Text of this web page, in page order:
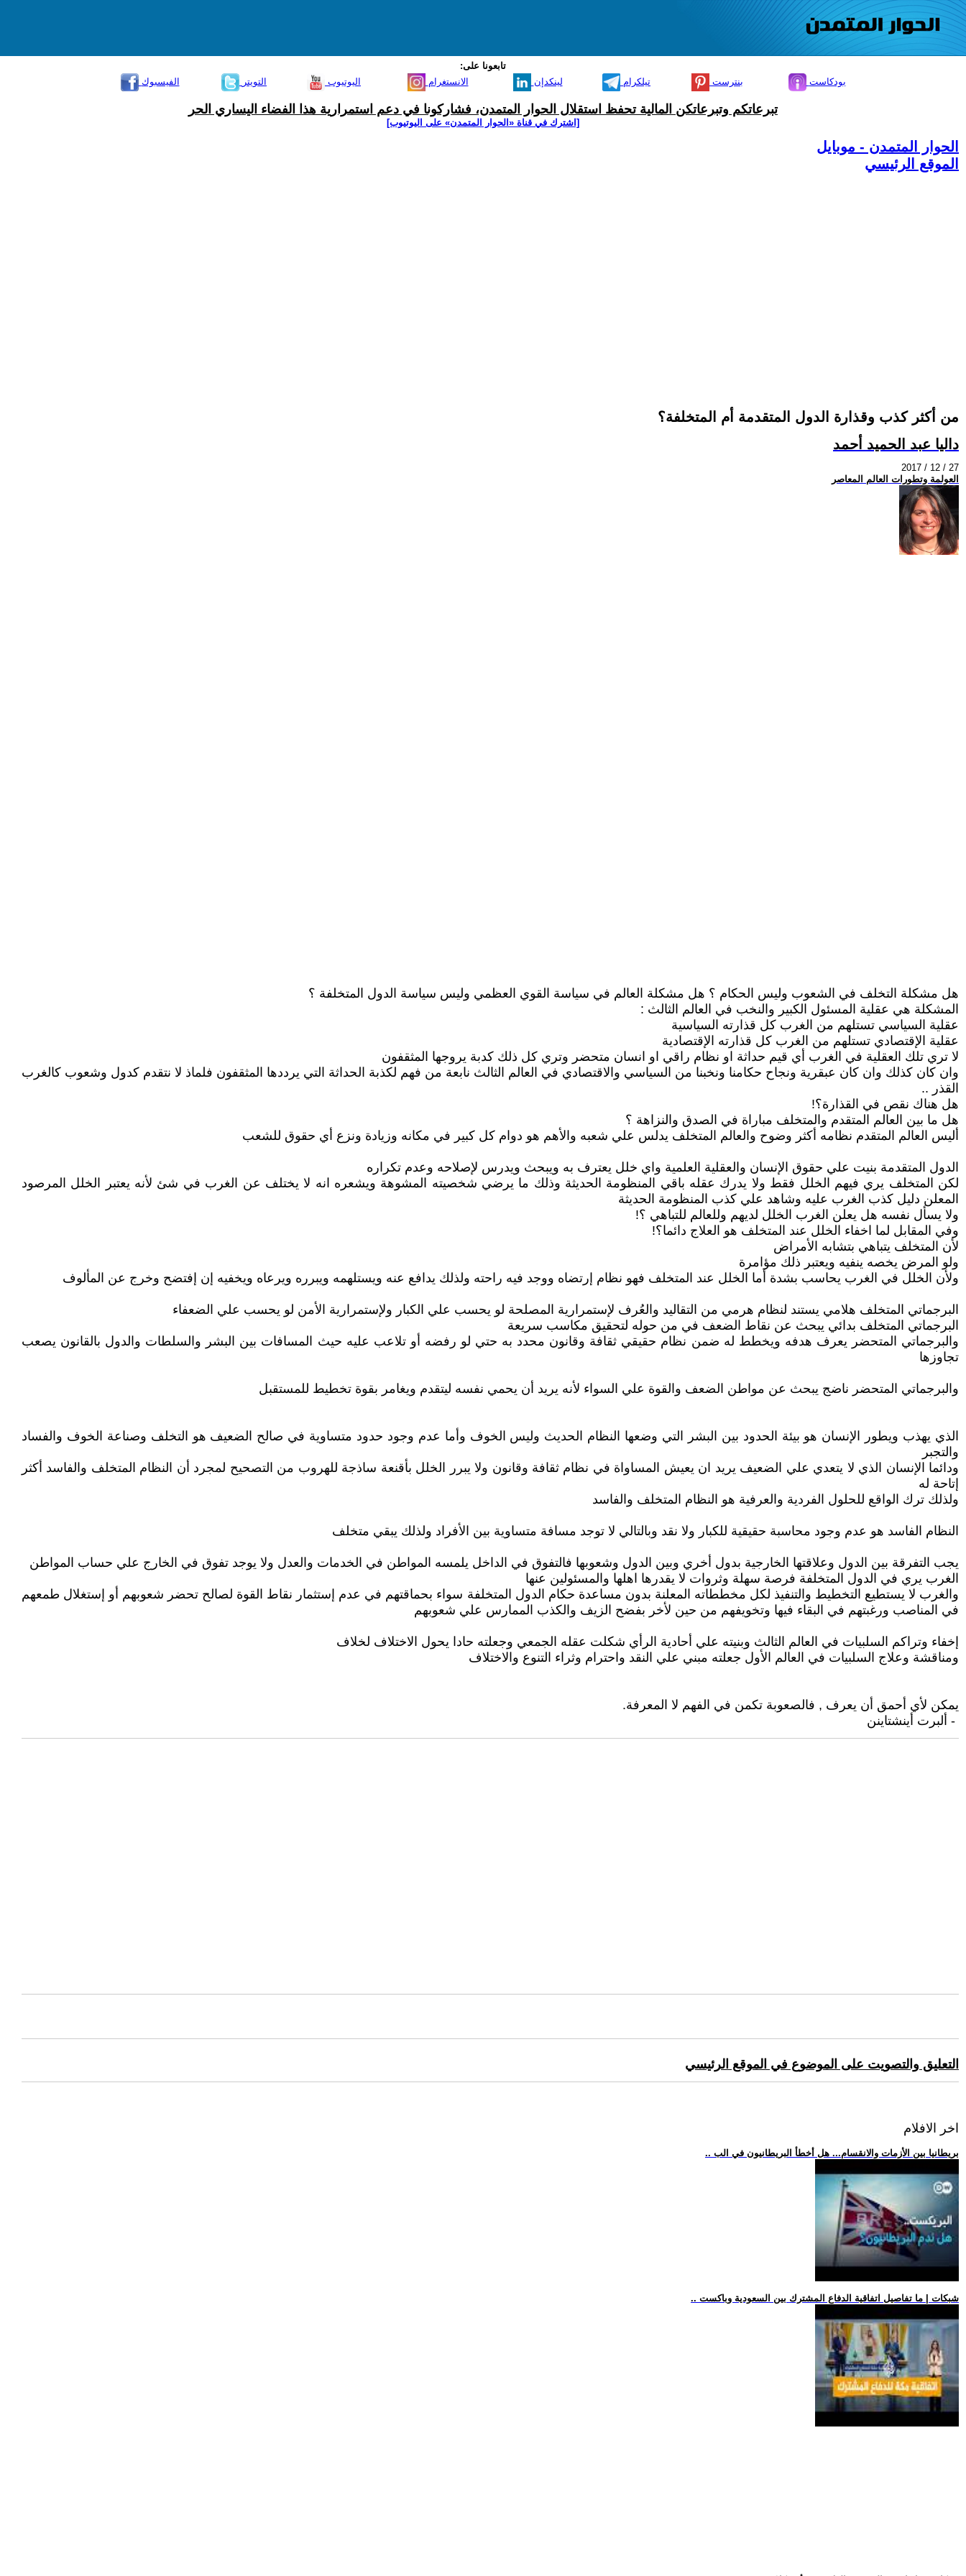
تابعونا على:
الفيسبوك
التويتر اليوتيوب الانستغرام لينكدإن تيلكرام بنترست بودكاست
تبرعاتكم وتبرعاتكن المالية تحفظ استقلال الحوار المتمدن، فشاركونا في دعم استمرارية هذا الفضاء اليساري الحر
[اشترك في قناة ‫«الحوار المتمدن» على اليوتيوب]
الحوار المتمدن - موبايل
الموقع الرئيسي
من أكثر كذب وقذارة الدول المتقدمة أم المتخلفة؟
داليا عبد الحميد أحمد
2017 / 12 / 27
العولمة وتطورات العالم المعاصر
هل مشكلة التخلف في الشعوب وليس الحكام ؟ هل مشكلة العالم في سياسة القوي العظمي وليس سياسة الدول المتخلفة ؟
المشكلة هي عقلية المسئول الكبير والنخب في العالم الثالث :
عقلية السياسي تستلهم من الغرب كل قذارته السياسية
عقلية الإقتصادي تستلهم من الغرب كل قذارته الإقتصادية
لا تري تلك العقلية في الغرب أي قيم حداثة او نظام راقي او انسان متحضر وتري كل ذلك كدبة يروجها المثقفون
وان كان كذلك وان كان عبقرية ونجاح حكامنا ونخبنا من السياسي والاقتصادي في العالم الثالث نابعة من فهم لكذبة الحداثة التي يرددها المثقفون فلماذ لا نتقدم كدول وشعوب كالغرب
القذر ..
هل هناك نقص في القذارة؟!
هل ما بين العالم المتقدم والمتخلف مباراة في الصدق والنزاهة ؟
أليس العالم المتقدم نظامه أكثر وضوح والعالم المتخلف يدلس علي شعبه والأهم هو دوام كل كبير في مكانه وزيادة ونزع أي حقوق للشعب
الدول المتقدمة بنيت علي حقوق الإنسان والعقلية العلمية واي خلل يعترف به ويبحث ويدرس لإصلاحه وعدم تكراره
لكن المتخلف يري فيهم الخلل فقط ولا يدرك عقله باقي المنظومة الحديثة وذلك ما يرضي شخصيته المشوهة ويشعره انه لا يختلف عن الغرب في شئ لأنه يعتبر الخلل المرصود
المعلن دليل كذب الغرب عليه وشاهد علي كذب المنظومة الحديثة
ولا يسأل نفسه هل يعلن الغرب الخلل لديهم وللعالم للتباهي ؟!
وفي المقابل لما اخفاء الخلل عند المتخلف هو العلاج دائما؟!
لأن المتخلف يتباهي بتشابه الأمراض
ولو المرض يخصه ينفيه ويعتبر ذلك مؤامرة
ولأن الخلل في الغرب يحاسب بشدة أما الخلل عند المتخلف فهو نظام إرتضاه ووجد فيه راحته ولذلك يدافع عنه ويستلهمه ويبرره ويرعاه ويخفيه إن إفتضح وخرج عن المألوف
البرجماتي المتخلف هلامي يستند لنظام هرمي من التقاليد والعُرف لإستمرارية المصلحة لو يحسب علي الكبار ولإستمرارية الأمن لو يحسب علي الضعفاء
البرجماتي المتخلف بدائي يبحث عن نقاط الضعف في من حوله لتحقيق مكاسب سريعة
والبرجماتي المتحضر يعرف هدفه ويخطط له ضمن نظام حقيقي ثقافة وقانون محدد به حتي لو رفضه أو تلاعب عليه حيث المسافات بين البشر والسلطات والدول بالقانون يصعب
تجاوزها
والبرجماتي المتحضر ناضج يبحث عن مواطن الضعف والقوة علي السواء لأنه يريد أن يحمي نفسه ليتقدم ويغامر بقوة تخطيط للمستقبل
الذي يهذب ويطور الإنسان هو بيئة الحدود بين البشر التي وضعها النظام الحديث وليس الخوف وأما عدم وجود حدود متساوية في صالح الضعيف هو التخلف وصناعة الخوف والفساد
والتجبر
ودائما الإنسان الذي لا يتعدي علي الضعيف يريد ان يعيش المساواة في نظام ثقافة وقانون ولا يبرر الخلل بأقنعة ساذجة للهروب من التصحيح لمجرد أن النظام المتخلف والفاسد أكثر
إتاحة له
ولذلك ترك الواقع للحلول الفردية والعرفية هو النظام المتخلف والفاسد
النظام الفاسد هو عدم وجود محاسبة حقيقية للكبار ولا نقد وبالتالي لا توجد مسافة متساوية بين الأفراد ولذلك يبقي متخلف
يجب التفرقة بين الدول وعلاقتها الخارجية بدول أخري وبين الدول وشعوبها فالتفوق في الداخل يلمسه المواطن في الخدمات والعدل ولا يوجد تفوق في الخارج علي حساب المواطن
الغرب يري في الدول المتخلفة فرصة سهلة وثروات لا يقدرها اهلها والمسئولين عنها
والغرب لا يستطيع التخطيط والتنفيذ لكل مخططاته المعلنة بدون مساعدة حكام الدول المتخلفة سواء بحماقتهم في عدم إستثمار نقاط القوة لصالح تحضر شعوبهم أو إستغلال طمعهم
في المناصب ورغبتهم في البقاء فيها وتخويفهم من حين لأخر بفضح الزيف والكذب الممارس علي شعوبهم
إخفاء وتراكم السلبيات في العالم الثالث وبنيته علي أحادية الرأي شكلت عقله الجمعي وجعلته حادا يحول الاختلاف لخلاف
ومناقشة وعلاج السلبيات في العالم الأول جعلته مبني علي النقد واحترام وثراء التنوع والاختلاف
التعليق والتصويت على الموضوع في الموقع الرئيسي
اخر الافلام
.. بريطانيا بين الأزمات والانقسام... هل أخطأ البريطانيون في الب
.. شبكات | ما تفاصيل اتفاقية الدفاع المشترك بين السعودية وباكست